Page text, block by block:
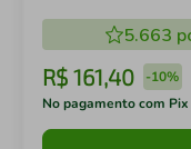
5.663
R$ 161,40 -10%
No pagamento com Pix